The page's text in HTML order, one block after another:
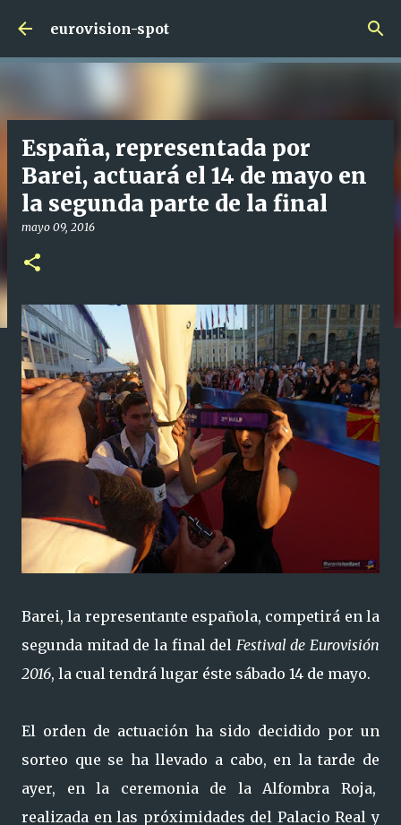
Ir al contenido principal
eurovision-spot
España, representada por
Barei, actuará el 14 de mayo en
la segunda parte de la final
mayo 09, 2016
Barei, la representante española, competirá en la
segunda mitad de la final del Festival de Eurovisión
2016, la cual tendrá lugar éste sábado 14 de mayo.
El orden de actuación ha sido decidido por un
sorteo que se ha llevado a cabo, en la tarde de
ayer, en la ceremonia de la Alfombra Roja,
realizada en las próximidades del Palacio Real y